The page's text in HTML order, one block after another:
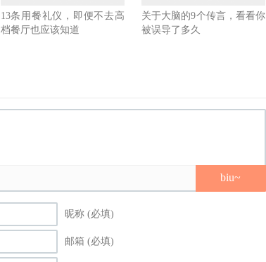
13条用餐礼仪，即便不去高
档餐厅也应该知道
关于大脑的9个传言，看看你
被误导了多久
biu~
昵称 (必填)
邮箱 (必填)